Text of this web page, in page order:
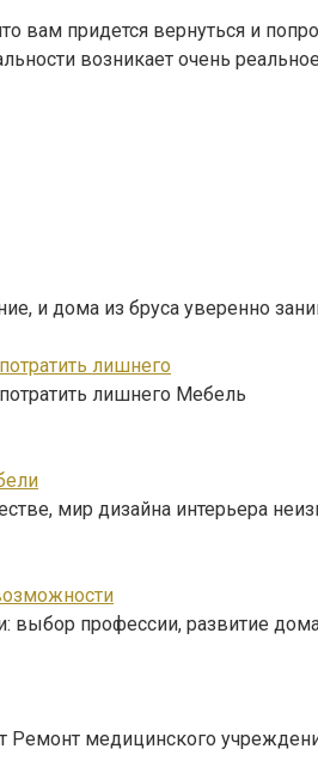
придется вернуться и
возникает очень
и дома из бруса уверенно
лишнего
лишнего Мебель
мир дизайна интерьера
выбор профессии, развитие
Ремонт медицинского